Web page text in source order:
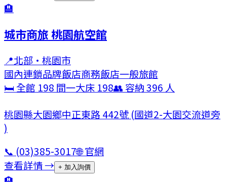
🏨
城市商旅 桃園航空館
📍北部 · 桃園市
國內連鎖品牌飯店商務飯店一般旅館
🛏 全館 198 間一大床 198👥 容納396 人
桃園縣大園鄉中正東路 442號 (國道2-大園交流道旁
)
📞 (03)385-3017🌐 官網
查看詳情 → + 加入詢價